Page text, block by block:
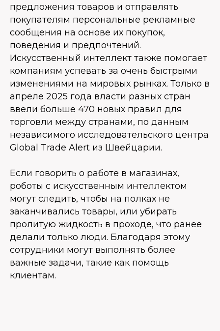
предложения товаров и отправлять
покупателям персональные рекламные
сообщения на основе их покупок,
поведения и предпочтений.
Искусственный интеллект также помогает
компаниям успевать за очень быстрыми
изменениями на мировых рынках. Только в
апреле 2025 года власти разных стран
ввели больше 470 новых правил для
торговли между странами, по данным
независимого исследовательского центра
Global Trade Alert из Швейцарии.
Если говорить о работе в магазинах,
роботы с искусственным интеллектом
могут следить, чтобы на полках не
заканчивались товары, или убирать
пролитую жидкость в проходе, что ранее
делали только люди. Благодаря этому
сотрудники могут выполнять более
важные задачи, такие как помощь
клиентам.